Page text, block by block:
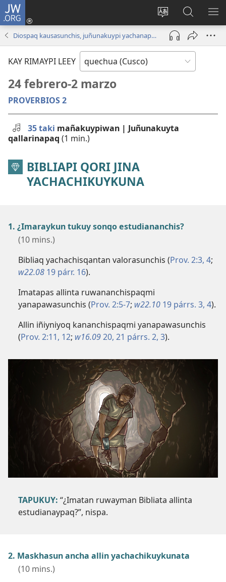
JW.ORG
Direccionpi
akllay
Sutiykiwan
jaykuy
(abre
nueva
JW.ORG
nisqapi
maskhay
Diospaq kausasunchis, juñunakuypi yachanapaq | Enero - Febrero 2025
KAY RIMAYPI LEEY
24 febrero-2 marzo
PROVERBIOS 2
35 taki mañakuypiwan | Juñunakuyta
qallarinapaq (1 min.)
BIBLIAPI QORI JINA
YACHACHIKUYKUNA
1. ¿Imaraykun tukuy sonqo estudiananchis?
(10 mins.)
Bibliaq yachachisqantan valorasunchis (Prov. 2:​3, 4;
w22.08 19 párr. 16).
Imatapas allinta ruwananchispaqmi
yanapawasunchis (Prov. 2:​5-7; w22.10 19 párrs. 3, 4).
Allin iñiyniyoq kananchispaqmi yanapawasunchis
(Prov. 2:​11, 12; w16.0920, 21 párrs. 2, 3).
TAPUKUY: “¿Imatan ruwayman Bibliata allinta
estudianaypaq?”, nispa.
2. Maskhasun ancha allin yachachikuykunata
(10 mins.)